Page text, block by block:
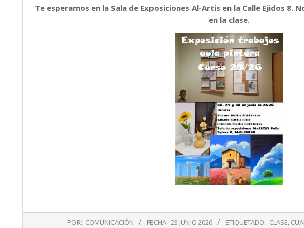
Te esperamos en la Sala de Exposiciones Al-Artis en la Calle Ejidos
en la clase.
POR: COMUNICACIÓN FECHA: 23 JUNIO 2026 ETIQUETADO: CLASE,